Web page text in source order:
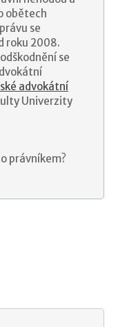
obětech
se
roku 2008.
se
advokátní
Univerzity
právníkem?